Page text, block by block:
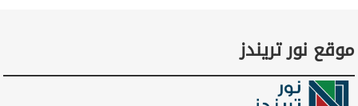
موقع نور تريندز